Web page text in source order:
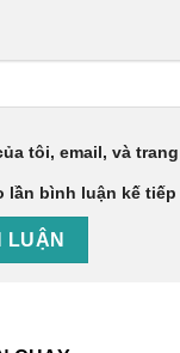
tôi, email, và
lần bình luận kế tiếp